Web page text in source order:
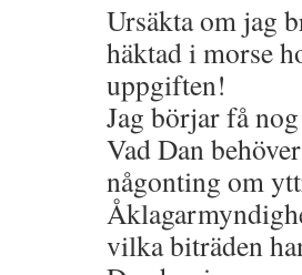
Ursäkta om jag
häktad i morse
uppgiften!
Jag börjar få
Vad Dan
någonting om
vilka biträden